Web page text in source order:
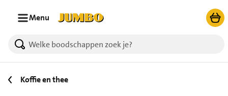
Menu
44 producten gevonden.
Koffie en thee